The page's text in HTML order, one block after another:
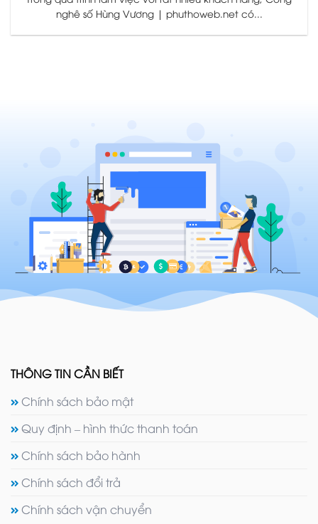
nghê số Hùng Vương | phuthoweb.net có...
THÔNG TIN CẦN BIẾT
Chính sách bảo mật
Quy định – hình thức thanh toán
Chính sách bảo hành
Chính sách đổi trả
Chính sách vận chuyển